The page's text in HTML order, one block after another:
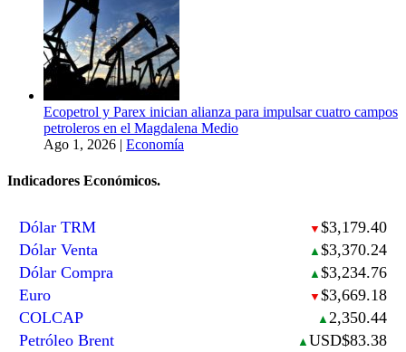
Ecopetrol y Parex inician alianza para impulsar cuatro campos
petroleros en el Magdalena Medio
Ago 1, 2026 | Economía
Indicadores Económicos.
Dólar TRM ▼ $3,179.40
Dólar Venta
▲ $3,370.24
Dólar Compra
▲ $3,234.76
Euro
▼ $3,669.18
COLCAP
▲ 2,350.44
Petróleo Brent
▲ USD$83.38